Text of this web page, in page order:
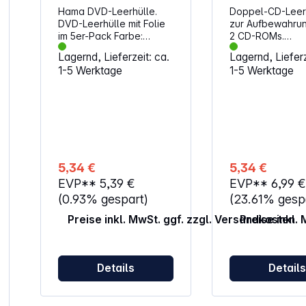
Hama DVD-Leerhülle.
DVD-Leerhülle mit Folie
im 5er-Pack Farbe:
schwarz
Lagernd, Lieferzeit: ca.
1-5 Werktage
5,34 €
EVP**5,39 €
(0.93% gespart)
Preise inkl. MwSt. ggf. zzgl. Versandkosten
Details
Doppel-CD-
zur
2 CD-ROMs.
Eigenschaften: idealer
Ersatz für
Original-Doppel-
Lagernd,
1-5 Werktage
5,34 €
EVP**6,99 €
(23.61%
Preise inkl.
Details